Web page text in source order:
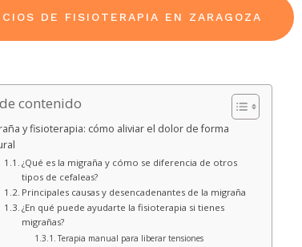
DE FISIOTERAPIA EN ZARAGOZA
contenido
y fisioterapia: cómo aliviar el dolor de forma
¿Qué es la migraña y cómo se diferencia de otros
tipos de cefaleas?
Principales causas y desencadenantes de la migraña
¿En qué puede ayudarte la fisioterapia si tienes
migrañas?
Terapia manual para liberar tensiones